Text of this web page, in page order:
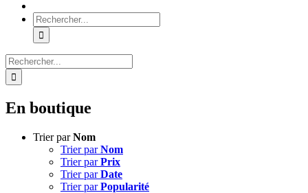
Rechercher:
Rechercher:
En boutique
Trier parNom
Trier parNom
Trier parPrix
Trier parDate
Trier parPopularité